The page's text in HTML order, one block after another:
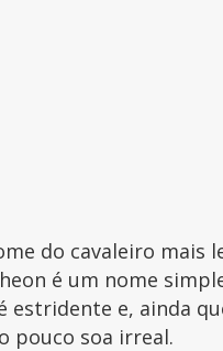
do cavaleiro mais
é um nome
estridente e, ainda
pouco soa irreal.